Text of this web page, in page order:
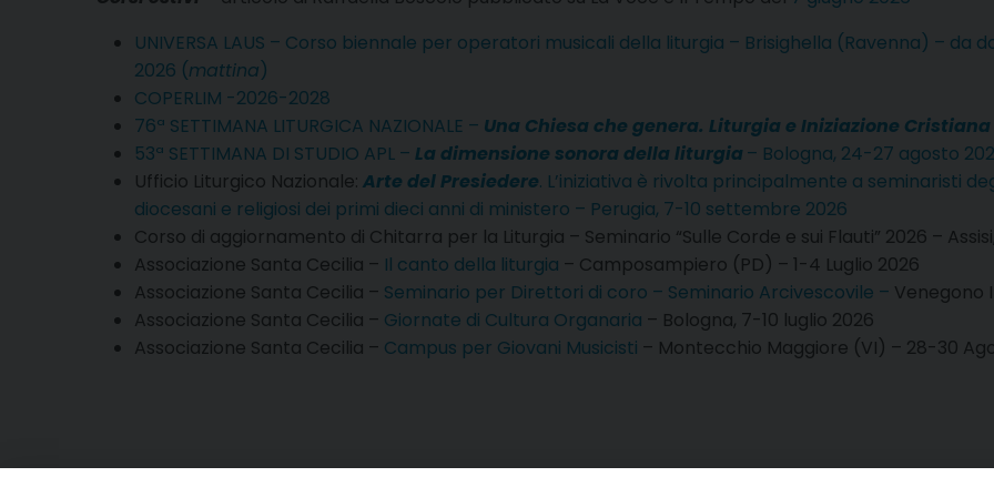
UNIVERSA LAUS – Corso biennale per operatori musicali della liturgia – Brisighella (Ravenna) –
2026 (mattina)
COPERLIM -2026-2028
76ª SETTIMANA LITURGICA NAZIONALE – Una Chiesa che genera. Liturgia e Iniziazione Cristiana
53ª SETTIMANA DI STUDIO APL – La dimensione sonora della liturgia – Bologna, 24-27 agosto
Ufficio Liturgico Nazionale: Arte del Presiedere. L’iniziativa è rivolta principalmente a seminaristi
diocesani e religiosi dei primi dieci anni di ministero – Perugia, 7-10 settembre 2026
Corso di aggiornamento di Chitarra per la Liturgia – Seminario “Sulle Corde e sui Flauti” 2026 –
Associazione Santa Cecilia – Il canto della liturgia – Camposampiero (PD) – 1-4 Luglio 2026
Associazione Santa Cecilia – Seminario per Direttori di coro – Seminario Arcivescovile – Venegono
Associazione Santa Cecilia – Giornate di Cultura Organaria – Bologna, 7-10 luglio 2026
Associazione Santa Cecilia – Campus per Giovani Musicisti – Montecchio Maggiore (VI) – 28-30